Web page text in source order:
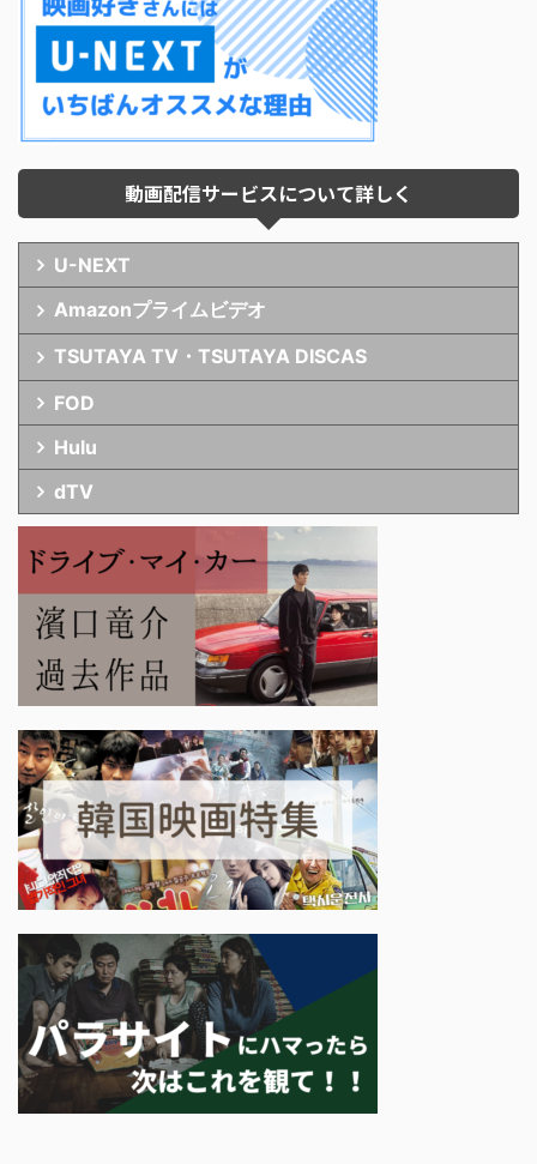
動画配信サービスについて詳しく
U-NEXT
Amazonプライムビデオ
TSUTAYA TV・TSUTAYA DISCAS
FOD
Hulu
dTV